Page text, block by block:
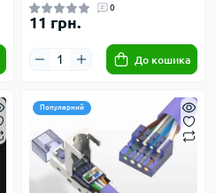
0
11 грн.
До кошика
Популярний